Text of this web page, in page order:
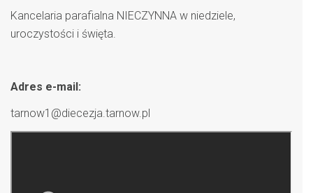
Kancelaria parafialna NIECZYNNA w niedziele,
uroczystości i święta.
Adres e-mail:
tarnow1@diecezja.tarnow.pl